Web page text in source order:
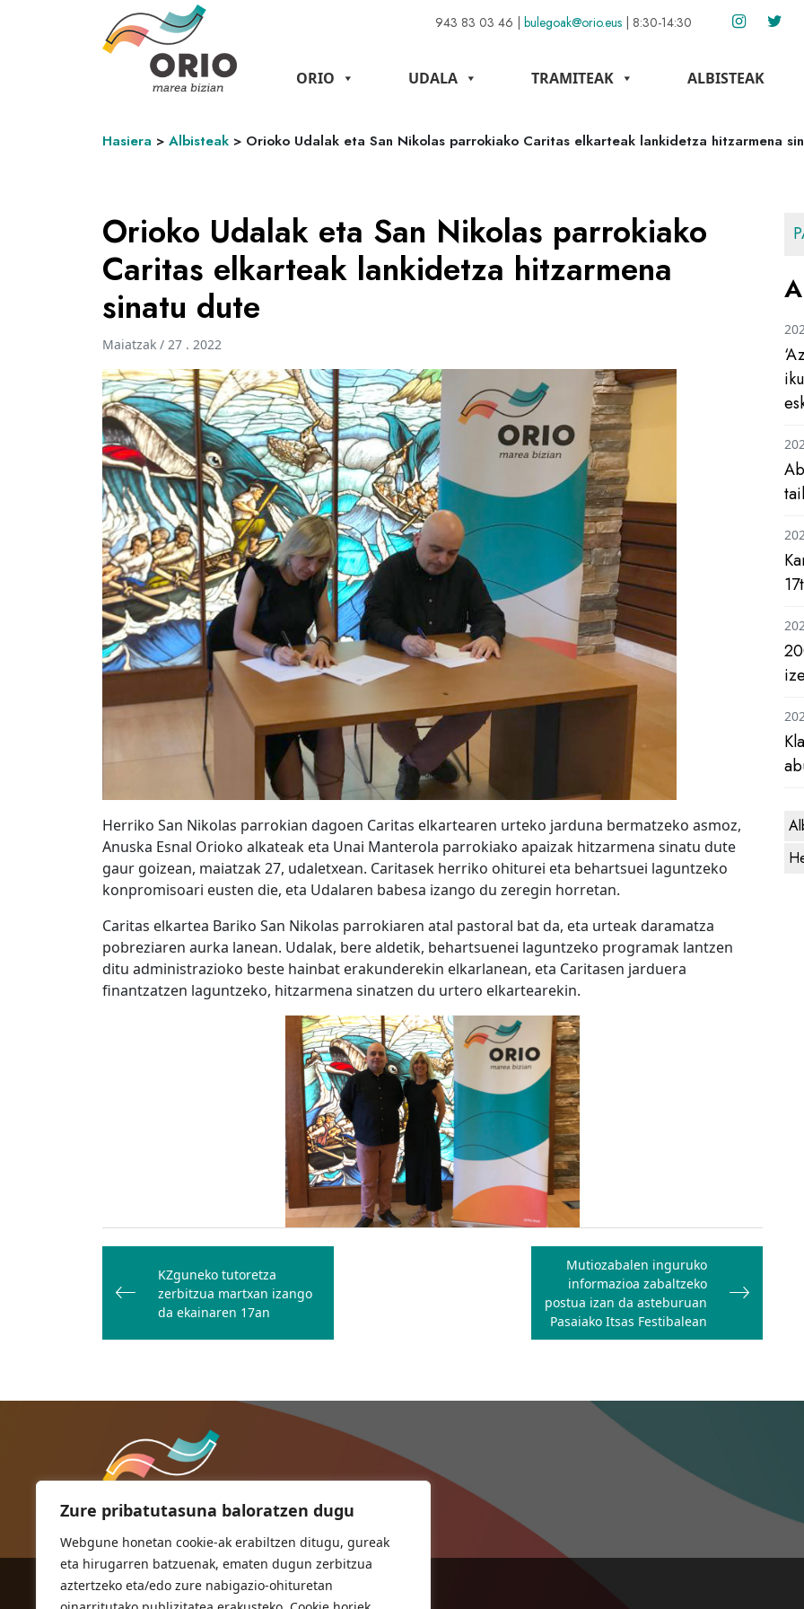
Zure pribatutasuna baloratzen dugu
Webgune honetan cookie-ak erabiltzen ditugu, gureak
eta hirugarren batzuenak, ematen dugun zerbitzua
aztertzeko eta/edo zure nabigazio-ohituretan
943 83 03 46 | bulegoak@orio.eus | 8:30-14:30
ORIO UDALA TRAMITEAK ALBISTEAK
Hasiera > Albisteak > Orioko Udalak eta San Nikolas parrokiako Caritas elkarteak lankidetza hitzarmena
Orioko Udalak eta San Nikolas parrokiako
Caritas elkarteak lankidetza hitzarmena
sinatu dute
Maiatzak / 27 . 2022
Herriko San Nikolas parrokian dagoen Caritas elkartearen urteko jarduna bermatzeko asmoz,
Anuska Esnal Orioko alkateak eta Unai Manterola parrokiako apaizak hitzarmena sinatu dute
gaur goizean, maiatzak 27, udaletxean. Caritasek herriko ohiturei eta behartsuei laguntzeko
konpromisoari eusten die, eta Udalaren babesa izango du zeregin horretan.
Caritas elkartea Bariko San Nikolas parrokiaren atal pastoral bat da, eta urteak daramatza
pobreziaren aurka lanean. Udalak, bere aldetik, behartsuenei laguntzeko programak lantzen
ditu administrazioko beste hainbat erakunderekin elkarlanean, eta Caritasen jarduera
finantzatzen laguntzeko, hitzarmena sinatzen du urtero elkartearekin.
Bidalketetan
zehar
nabigatu
KZguneko tutoretza
zerbitzua martxan izango
da ekainaren 17an
Mutiozabalen inguruko
informazioa zabaltzeko
postua izan da asteburuan
Pasaiako Itsas Festibalean
ORIOKO UDALA